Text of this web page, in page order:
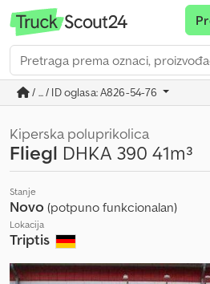
/ ... / ID oglasa: A826-54-76
Kiperska poluprikolica
Fliegl DHKA 390 41m³
Stanje
Novo (potpuno funkcionalan)
Lokacija
Triptis